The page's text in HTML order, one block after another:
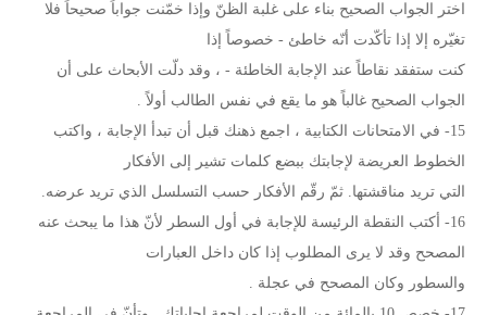
اختر الجواب الصحيح بناء على غلبة الظنّ وإذا خمّنت جواباً صحيحاً فلا
تغيّره إلا إذا تأكّدت أنّه خاطئ - خصوصاً إذا
كنت ستفقد نقاطاً عند الإجابة الخاطئة - ، وقد دلّت الأبحاث على أن
الجواب الصحيح غالباً هو ما يقع في نفس الطالب أولاً .
15- في الامتحانات الكتابية ، اجمع ذهنك قبل أن تبدأ الإجابة ، واكتب
الخطوط العريضة لإجابتك ببضع كلمات تشير إلى الأفكار
التي تريد مناقشتها. ثمّ رقّم الأفكار حسب التسلسل الذي تريد عرضه.
16- أكتب النقطة الرئيسة للإجابة في أول السطر لأنّ هذا ما يبحث عنه
المصحح وقد لا يرى المطلوب إذا كان داخل العبارات
والسطور وكان المصحح في عجلة .